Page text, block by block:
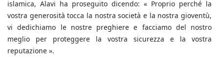
islamica, Alavi ha proseguito dicendo: « Proprio perché la
vostra generosità tocca la nostra società e la nostra gioventù,
vi dedichiamo le nostre preghiere e facciamo del nostro
meglio per proteggere la vostra sicurezza e la vostra
reputazione ».